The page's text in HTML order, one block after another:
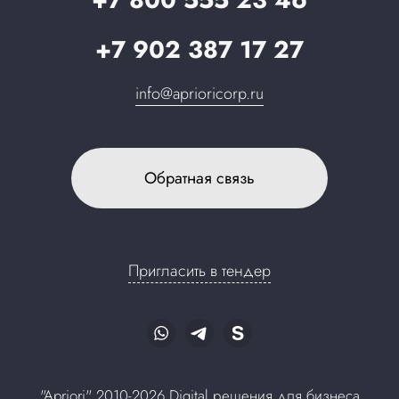
+7 902 387 17 27
info@aprioricorp.ru
Обратная связь
Пригласить в тендер